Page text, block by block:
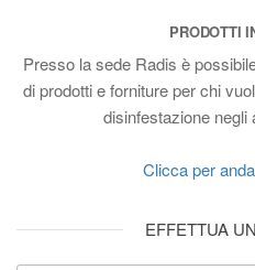
PRODOTTI
Presso la sede Radis è
di prodotti e forniture per chi
disinfestazione negli
Clicca per
EFFETTUA